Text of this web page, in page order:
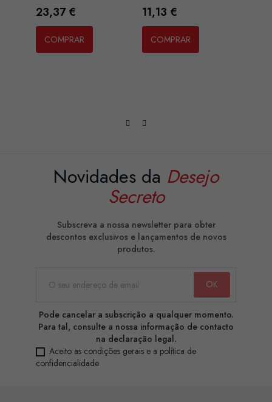
Preço
23,37 €
COMPRAR
Preço
11,13 €
COMPRAR
Novidades da Desejo
Secreto
Subscreva a nossa newsletter para obter
descontos exclusivos e lançamentos de novos
produtos.
Pode cancelar a subscrição a qualquer momento.
Para tal, consulte a nossa informação de contacto
na declaração legal.
Aceito as condições gerais e a política de
confidencialidade